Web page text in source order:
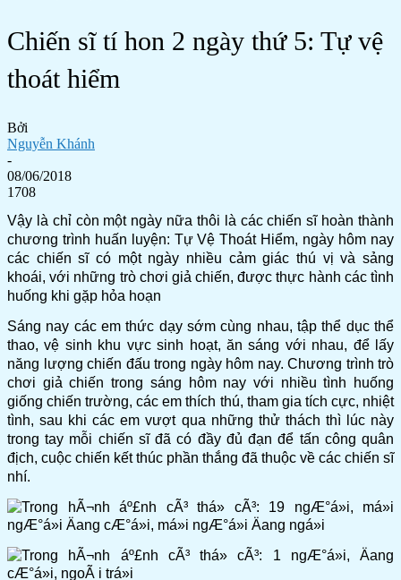
Chiến sĩ tí hon 2 ngày thứ 5: Tự vệ
thoát hiểm
Bởi
Nguyễn Khánh
-
08/06/2018
1708
Vậy là chỉ còn một ngày nữa thôi là các chiến sĩ hoàn thành
chương trình huấn luyện: Tự Vệ Thoát Hiểm, ngày hôm nay
các chiến sĩ có một ngày nhiều cảm giác thú vị và sảng
khoái, với những trò chơi giả chiến, được thực hành các tình
huống khi gặp hỏa hoạn
Sáng nay các em thức dạy sớm cùng nhau, tập thể dục thể
thao, vệ sinh khu vực sinh hoạt, ăn sáng với nhau, để lấy
năng lượng chiến đấu trong ngày hôm nay. Chương trình trò
chơi giả chiến trong sáng hôm nay với nhiều tình huống
giống chiến trường, các em thích thú, tham gia tích cực, nhiệt
tình, sau khi các em vượt qua những thử thách thì lúc này
trong tay mỗi chiến sĩ đã có đầy đủ đạn để tấn công quân
địch, cuộc chiến kết thúc phần thắng đã thuộc về các chiến sĩ
nhí.